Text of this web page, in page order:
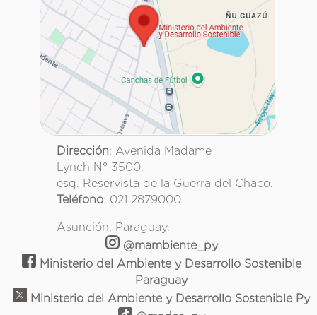
Dirección: Avenida Madame
Lynch N° 3500.
esq. Reservista de la Guerra del Chaco.
Teléfono: 021 2879000
Asunción, Paraguay.
@mambiente_py
Ministerio del Ambiente y Desarrollo Sostenible
Paraguay
Ministerio del Ambiente y Desarrollo Sostenible Py